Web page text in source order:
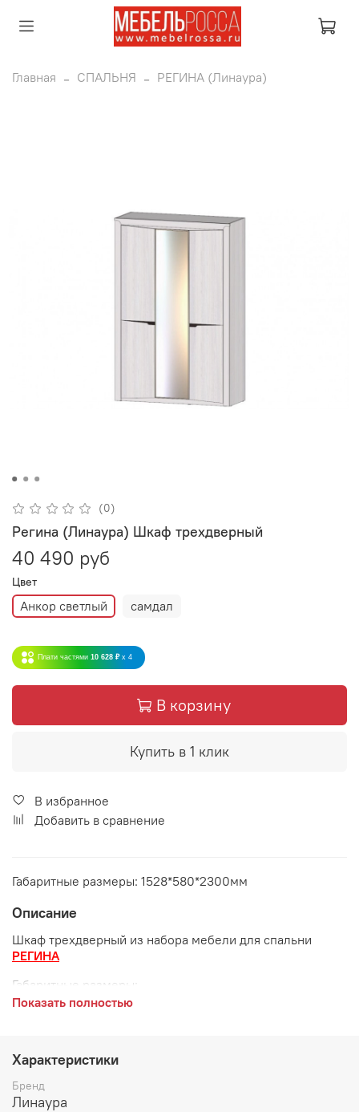
Главная СПАЛЬНЯ РЕГИНА (Линаура)
(0)
Регина (Линаура) Шкаф трехдверный
40 490 руб
Цвет
Анкор светлый самдал
Плати частями 10 628 ₽ x 4
В корзину
Купить в 1 клик
В избранное
Добавить в сравнение
Габаритные размеры: 1528*580*2300мм
Описание
Шкаф трехдверный из набора мебели для спальни
РЕГИНА
Габаритные размеры:
высота 2300 мм
Возможные расцветки:
Показать полностью
Характеристики
Бренд
Линаура